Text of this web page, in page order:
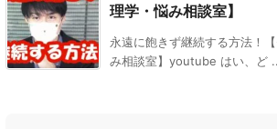
理学・悩み相談室】
永遠に飽きず継続する方法！
み相談室】youtube はい、ど